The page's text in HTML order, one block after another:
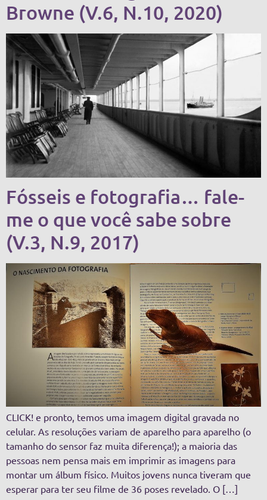
Browne (V.6, N.10, 2020)
Fósseis e fotografia… fale-
me o que você sabe sobre
(V.3, N.9, 2017)
CLICK! e pronto, temos uma imagem digital gravada no
celular. As resoluções variam de aparelho para aparelho (o
tamanho do sensor faz muita diferença!); a maioria das
pessoas nem pensa mais em imprimir as imagens para
montar um álbum físico. Muitos jovens nunca tiveram que
esperar para ter seu filme de 36 poses revelado. O […]